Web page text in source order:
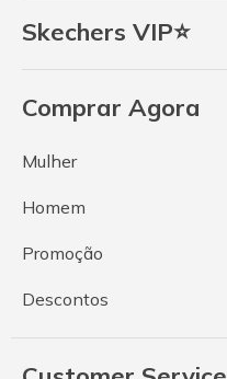
Skechers VIP⭐
Comprar Agora
Mulher
Homem
Promoção
Descontos